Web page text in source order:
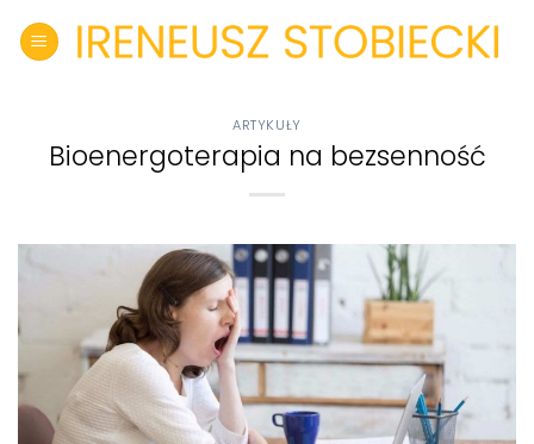
ARTYKUŁY
Bioenergoterapia na bezsenność